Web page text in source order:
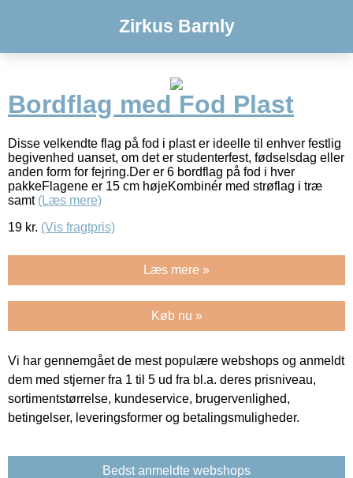
Zirkus Barnly
Bordflag med Fod Plast
Disse velkendte flag på fod i plast er ideelle til enhver festlig
begivenhed uanset, om det er studenterfest, fødselsdag eller
anden form for fejring.Der er 6 bordflag på fod i hver
pakkeFlagene er 15 cm højeKombinér med strøflag i træ
samt (Læs mere)
19 kr. (Vis fragtpris)
Læs mere »
Køb nu »
Vi har gennemgået de mest populære webshops og anmeldt
dem med stjerner fra 1 til 5 ud fra bl.a. deres prisniveau,
sortimentstørrelse, kundeservice, brugervenlighed,
betingelser, leveringsformer og betalingsmuligheder.
Bedst anmeldte webshops